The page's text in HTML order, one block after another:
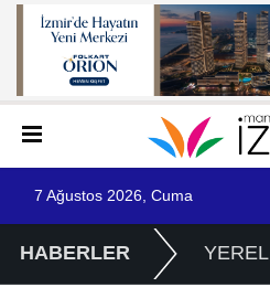
7 Ağustos 2026, Cuma
HABERLER YEREL